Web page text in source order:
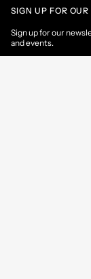
SIGN UP FOR
Sign up for our
and events.